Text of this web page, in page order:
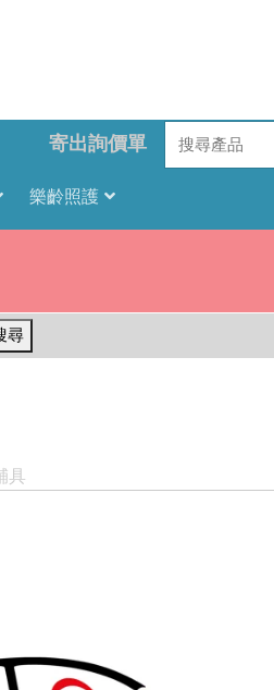
寄出詢價單
樂齡照護
尋
具